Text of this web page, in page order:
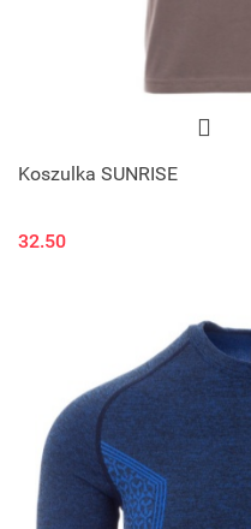
Koszulka SUNRISE
32.50